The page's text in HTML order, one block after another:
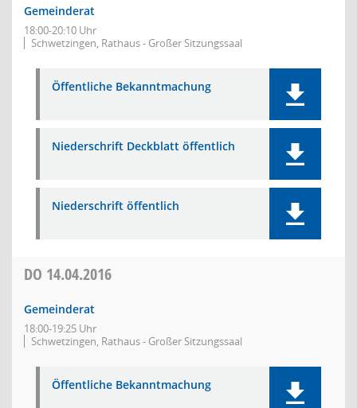
Gemeinderat
18:00-20:10 Uhr
Schwetzingen, Rathaus - Großer Sitzungssaal
Öffentliche Bekanntmachung
Niederschrift Deckblatt öffentlich
Niederschrift öffentlich
DO 14.04.2016
Gemeinderat
18:00-19:25 Uhr
Schwetzingen, Rathaus - Großer Sitzungssaal
Öffentliche Bekanntmachung